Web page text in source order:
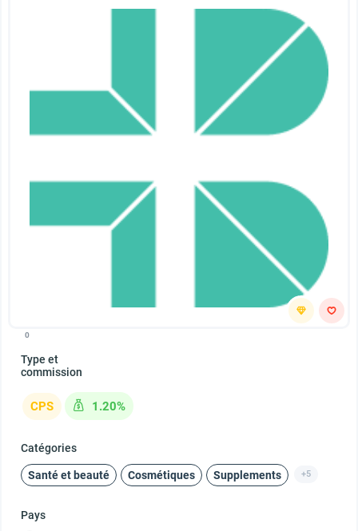
0
Type et
commission
CPS 1.20%
Catégories
Santé et beauté Cosmétiques Supplements +5
Pays